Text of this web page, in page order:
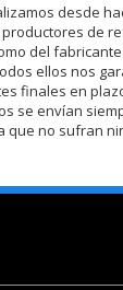
desde
de
del
ellos nos
finales en
se envían
que no sufran